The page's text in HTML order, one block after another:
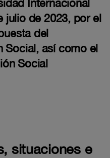
Internacional
julio de 2023, por el
del
Social, así como el
Social
situaciones e